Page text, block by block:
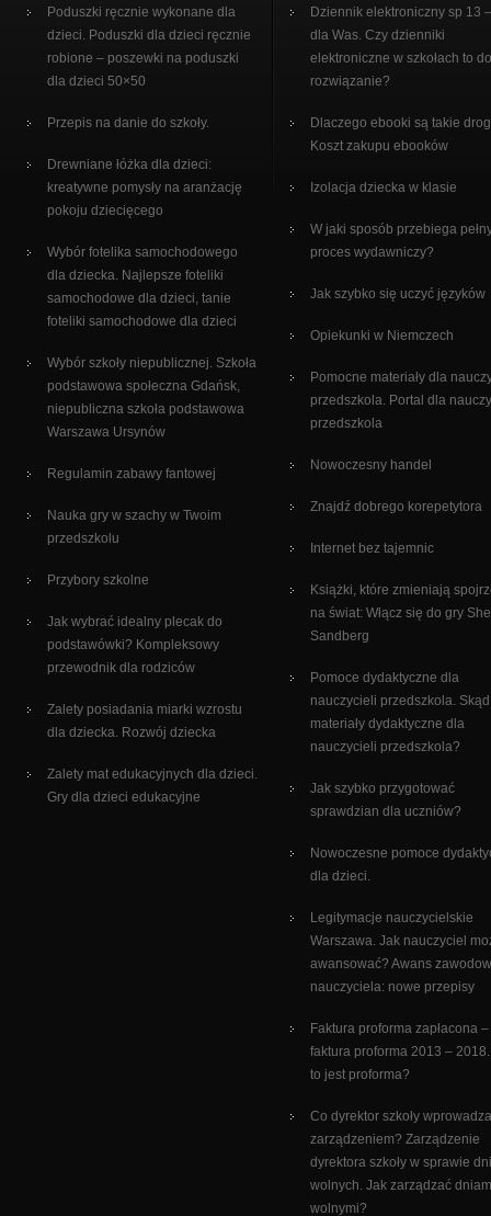
Poduszki ręcznie wykonane dla
dzieci. Poduszki dla dzieci ręcznie
robione – poszewki na poduszki
dla dzieci 50×50
Przepis na danie do szkoły.
Drewniane łóżka dla dzieci:
kreatywne pomysły na aranżację
pokoju dziecięcego
Wybór fotelika samochodowego
dla dziecka. Najlepsze foteliki
samochodowe dla dzieci, tanie
foteliki samochodowe dla dzieci
Wybór szkoły niepublicznej. Szkoła
podstawowa społeczna Gdańsk,
niepubliczna szkoła podstawowa
Warszawa Ursynów
Regulamin zabawy fantowej
Nauka gry w szachy w Twoim
przedszkolu
Przybory szkolne
Jak wybrać idealny plecak do
podstawówki? Kompleksowy
przewodnik dla rodziców
Zalety posiadania miarki wzrostu
dla dziecka. Rozwój dziecka
Zalety mat edukacyjnych dla dzieci.
Gry dla dzieci edukacyjne
Dziennik elektroniczny sp 13
dla Was. Czy dzienniki
elektroniczne w szkołach to
rozwiązanie?
Dlaczego ebooki są takie
Koszt zakupu ebooków
Izolacja dziecka w klasie
W jaki sposób przebiega
proces wydawniczy?
Jak szybko się uczyć języków
Opiekunki w Niemczech
Pomocne materiały dla
przedszkola. Portal dla
przedszkola
Nowoczesny handel
Znajdź dobrego korepetytora
Internet bez tajemnic
Książki, które zmieniają
na świat: Włącz się do gry
Sandberg
Pomoce dydaktyczne dla
nauczycieli przedszkola.
materiały dydaktyczne dla
nauczycieli przedszkola?
Jak szybko przygotować
sprawdzian dla uczniów?
Nowoczesne pomoce
dla dzieci.
Legitymacje nauczycielskie
Warszawa. Jak nauczyciel
awansować? Awans
nauczyciela: nowe przepisy
Faktura proforma zapłacona –
faktura proforma 2013 –
to jest proforma?
Co dyrektor szkoły wprowadza
zarządzeniem? Zarządzenie
dyrektora szkoły w sprawie dni
wolnych. Jak zarządzać
wolnymi?